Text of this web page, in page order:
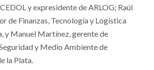
y expresidente de ARLOG; Raúl
de Finanzas, Tecnología y Logística
y Manuel Martínez, gerente de
y Medio Ambiente de
la Plata.